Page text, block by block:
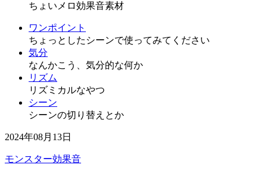
ちょいメロ効果音素材
ワンポイント
ちょっとしたシーンで使ってみてください
気分
なんかこう、気分的な何か
リズム
リズミカルなやつ
シーン
シーンの切り替えとか
2024年08月13日
モンスター効果音